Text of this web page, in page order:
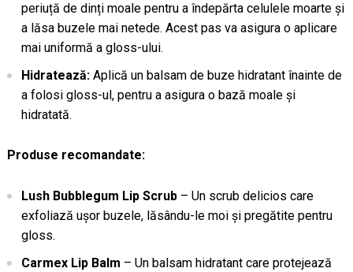
periuță de dinți moale pentru a îndepărta celulele moarte și
a lăsa buzele mai netede. Acest pas va asigura o aplicare
mai uniformă a gloss-ului.
Hidratează:Aplică un balsam de buze hidratant înainte de
a folosi gloss-ul, pentru a asigura o bază moale și
hidratată.
Produse recomandate:
Lush Bubblegum Lip Scrub– Un scrub delicios care
exfoliază ușor buzele, lăsându-le moi și pregătite pentru
gloss.
Carmex Lip Balm – Un balsam hidratant care protejează